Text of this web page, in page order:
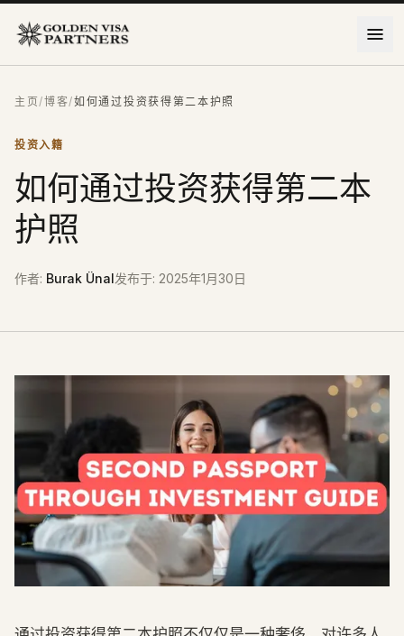
主页/博客/如何通过投资获得第二本护照
投资入籍
如何通过投资获得第二本
护照
作者: Burak Ünal发布于: 2025年1月30日